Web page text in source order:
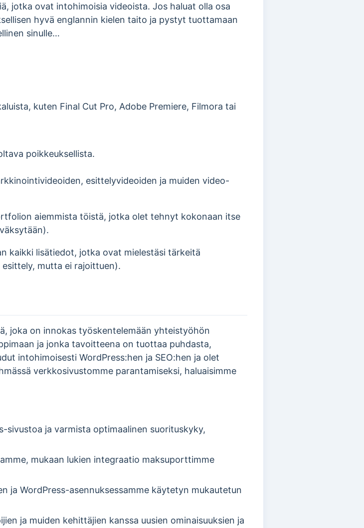
jotka ovat intohimoisia videoista. Jos haluat olla osa
hyvä englannin kielen taito ja pystyt tuottamaan
sinulle…
kuten Final Cut Pro, Adobe Premiere, Filmora tai
poikkeuksellista.
esittelyvideoiden ja muiden video-
aiemmista töistä, jotka olet tehnyt kokonaan itse
kaikki lisätiedot, jotka ovat mielestäsi tärkeitä
mutta ei rajoittuen).
joka on innokas työskentelemään yhteistyöhön
ja jonka tavoitteena on tuottaa puhdasta,
intohimoisesti WordPress:hen ja SEO:hen ja olet
verkkosivustomme parantamiseksi, haluaisimme
sivustoa ja varmista optimaalinen suorituskyky,
mukaan lukien integraatio maksuporttimme
ja WordPress-asennuksessamme käytetyn mukautetun
ja muiden kehittäjien kanssa uusien ominaisuuksien ja